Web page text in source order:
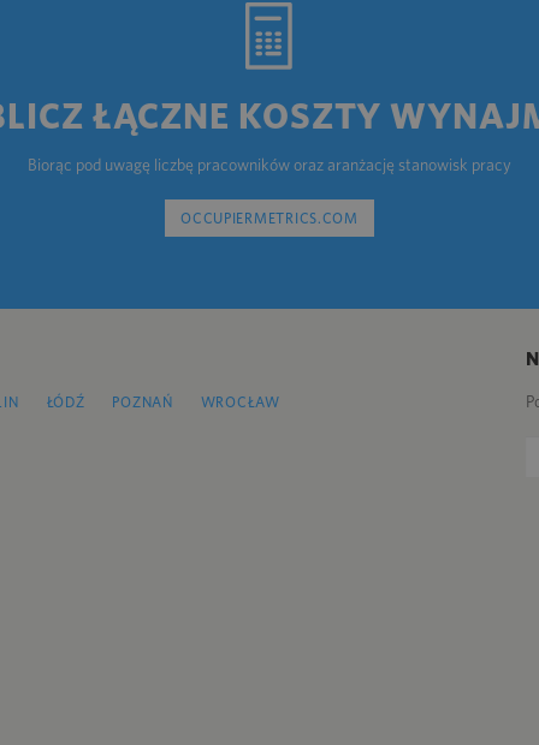
ŁĄCZNE KOSZTY
Biorąc pod uwagę liczbę pracowników oraz aranżację stanowisk pracy
OCCUPIERMETRICS.COM
ŁÓDŹ POZNAŃ WROCŁAW